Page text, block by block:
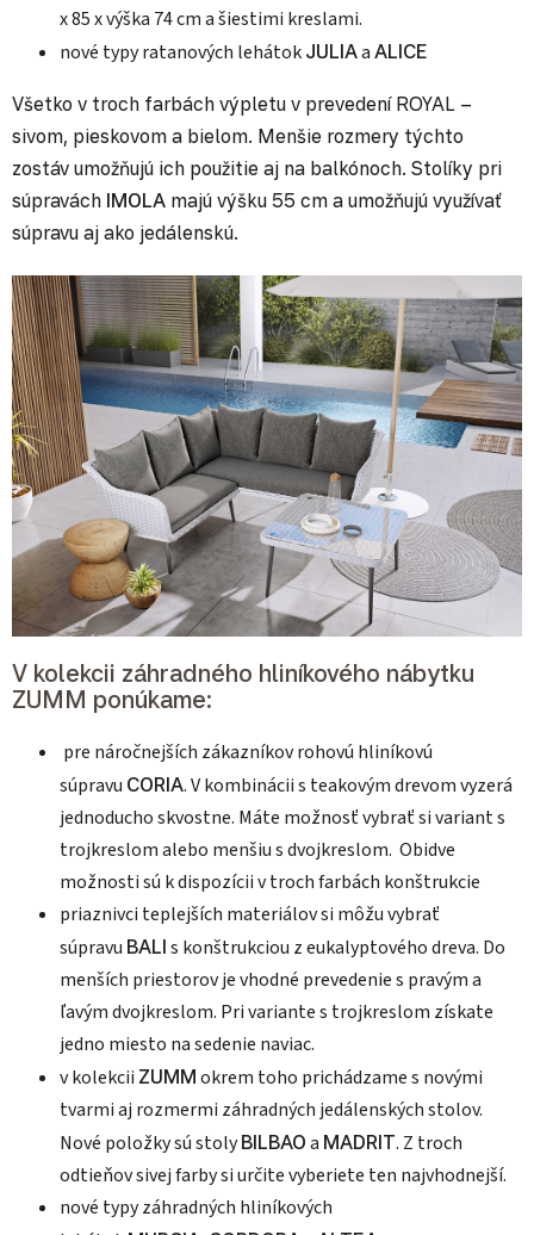
x 85 x výška 74 cm a šiestimi kreslami.
nové typy ratanových lehátok JULIAa ALICE
Všetko v troch farbách výpletu v prevedení ROYAL –
sivom, pieskovom a bielom. Menšie rozmery týchto
zostáv umožňujú ich použitie aj na balkónoch. Stolíky pri
súpravách IMOLA majú výšku 55 cm a umožňujú využívať
súpravu aj ako jedálenskú.
V kolekcii záhradného hliníkového nábytku
ZUMM ponúkame:
pre náročnejších zákazníkov rohovú hliníkovú
súpravu CORIA. V kombinácii s teakovým drevom vyzerá
jednoducho skvostne. Máte možnosť vybrať si variant s
trojkreslom alebo menšiu s dvojkreslom. Obidve
možnosti sú k dispozícii v troch farbách konštrukcie
priaznivci teplejších materiálov si môžu vybrať
súpravu BALI s konštrukciou z eukalyptového dreva. Do
menších priestorov je vhodné prevedenie s pravým a
ľavým dvojkreslom. Pri variante s trojkreslom získate
jedno miesto na sedenie naviac.
v kolekcii ZUMM okrem toho prichádzame s novými
tvarmi aj rozmermi záhradných jedálenských stolov.
Nové položky sú stoly BILBAO a MADRIT. Z troch
odtieňov sivej farby si určite vyberiete ten najvhodnejší.
nové typy záhradných hliníkových